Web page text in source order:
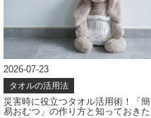
2026-07-17
タオル調査
睡眠の質を高めるために実践してい
ることは？805人に聞いてみました